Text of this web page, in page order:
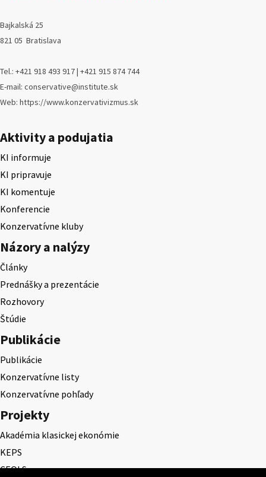
Bajkalská 25
821 05 Bratislava
Tel.: +421 918 493 917 | +421 915 874 744
E-mail: conservative@institute.sk
Web: https://www.konzervativizmus.sk
Aktivity a podujatia
KI informuje
KI pripravuje
KI komentuje
Konferencie
Konzervatívne kluby
Názory a nalýzy
Články
Prednášky a prezentácie
Rozhovory
Štúdie
Publikácie
Publikácie
Konzervatívne listy
Konzervatívne pohľady
Projekty
Akadémia klasickej ekonómie
KEPS
CEQLS